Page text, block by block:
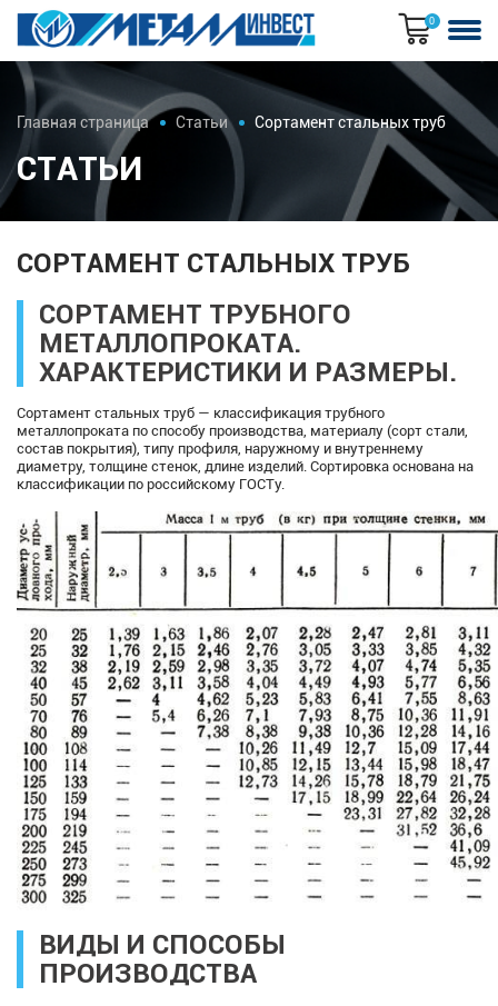
0
Главная страница Статьи Сортамент стальных труб
СТАТЬИ
СОРТАМЕНТ СТАЛЬНЫХ ТРУБ
СОРТАМЕНТ ТРУБНОГО
МЕТАЛЛОПРОКАТА.
ХАРАКТЕРИСТИКИ И РАЗМЕРЫ.
Сортамент стальных труб — классификация трубного
металлопроката по способу производства, материалу (сорт стали,
состав покрытия), типу профиля, наружному и внутреннему
диаметру, толщине стенок, длине изделий. Сортировка основана на
классификации по российскому ГОСТу.
ВИДЫ И СПОСОБЫ
ПРОИЗВОДСТВА